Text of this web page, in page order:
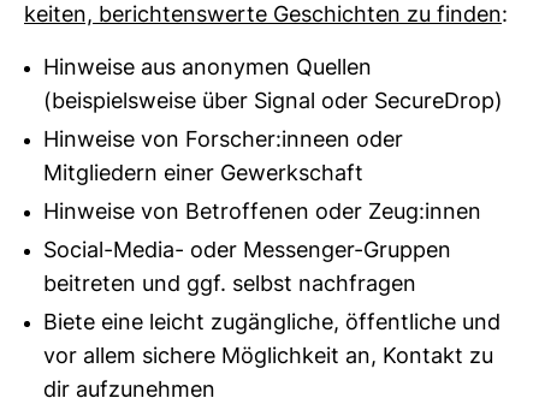
keiten, berich­tens­werte Geschichten zu finden:
Hinweise aus anonymen Quellen
(beispielsweise über Signal oder SecureDrop)
Hinweise von Forscher:inneen oder
Mitgliedern einer Gewerkschaft
Hinweise von Betroffenen oder Zeug:innen
Social-Media- oder Messenger-Gruppen
beitreten und ggf. selbst nachfragen
Biete eine leicht zugängliche, öffentliche und
vor allem sichere Möglichkeit an, Kontakt zu
dir aufzunehmen